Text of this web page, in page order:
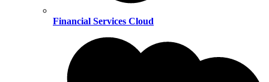
Financial Services Cloud